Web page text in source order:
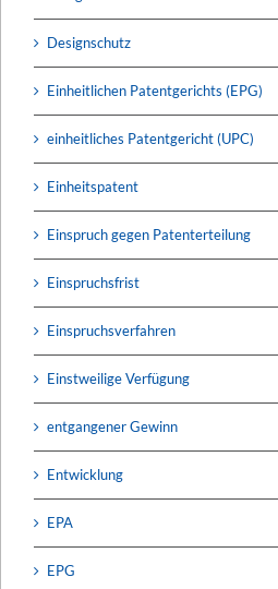
Designschutz
Einheitlichen Patentgerichts (EPG)
einheitliches Patentgericht (UPC)
Einheitspatent
Einspruch gegen Patenterteilung
Einspruchsfrist
Einspruchsverfahren
Einstweilige Verfügung
entgangener Gewinn
Entwicklung
EPA
EPG